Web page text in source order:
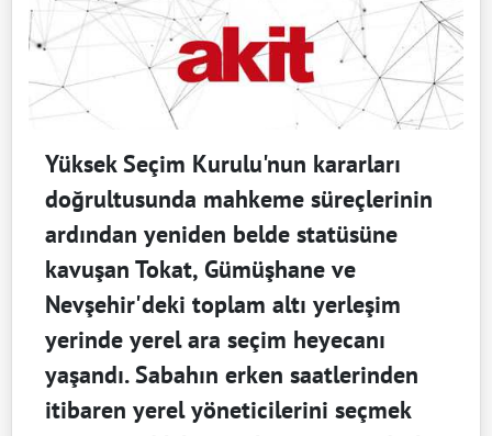
Yüksek Seçim Kurulu'nun kararları
doğrultusunda mahkeme süreçlerinin
ardından yeniden belde statüsüne
kavuşan Tokat, Gümüşhane ve
Nevşehir'deki toplam altı yerleşim
yerinde yerel ara seçim heyecanı
yaşandı. Sabahın erken saatlerinden
itibaren yerel yöneticilerini seçmek